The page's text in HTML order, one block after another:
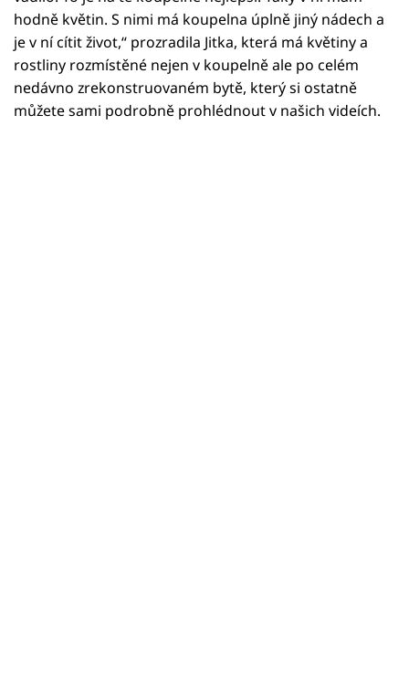
hodně květin. S nimi má koupelna úplně jiný nádech a
je v ní cítit život,“ prozradila Jitka, která má květiny a
rostliny rozmístěné nejen v koupelně ale po celém
nedávno zrekonstruovaném bytě, který si ostatně
můžete sami podrobně prohlédnout v našich videích.